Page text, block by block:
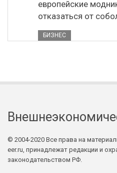
европейские
отказаться от
БИЗНЕС
© 2004-2020 Все права на
eer.ru, принадлежат редакции и
законодательством РФ.